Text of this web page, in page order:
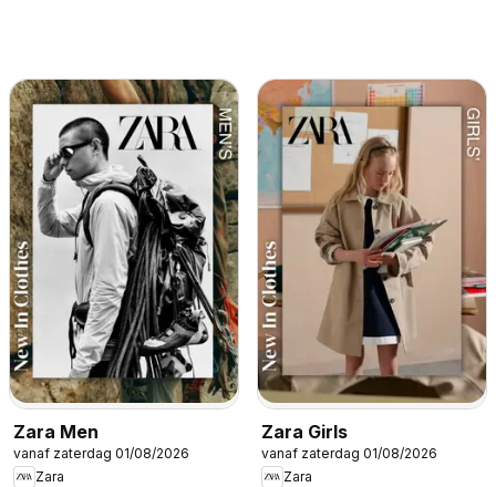
Zara Men
vanaf zaterdag 01/08/2026
Zara
Zara Girls
vanaf zaterdag 01/08/2026
Zara